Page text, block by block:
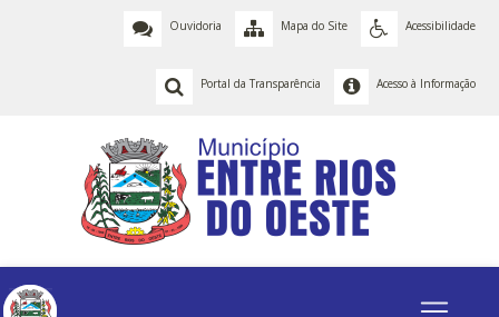
Acessibilidade
Mapa do Site
Ouvidoria
Acesso à Informação
Portal da Transparência